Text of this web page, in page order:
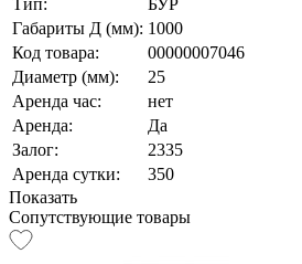
Габариты Д (мм): 1000
Код товара:
00000007046
Диаметр (мм):
25
Аренда час:
нет
Аренда:
Да
Залог:
2335
Аренда сутки:
350
Показать
Сопутствующие товары